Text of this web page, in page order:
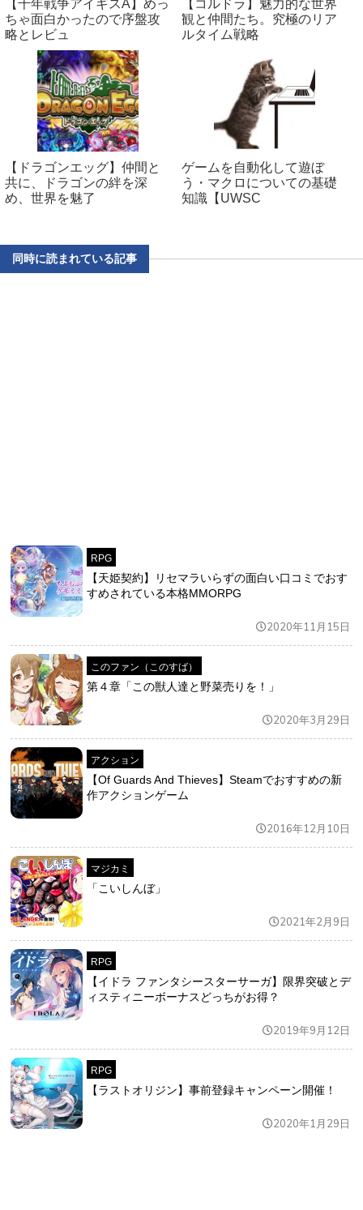
【千年戦争アイギスA】めっ
ちゃ面白かったので序盤攻
略とレビュ
【コルドラ】魅力的な世界
観と仲間たち。究極のリア
ルタイム戦略
【ドラゴンエッグ】仲間と
共に、ドラゴンの絆を深
め、世界を魅了
ゲームを自動化して遊ぼ
う・マクロについての基礎
知識【UWSC
同時に読まれている記事
RPG
【天姫契約】リセマラいらずの面白い口コミでおす
すめされている本格MMORPG
2020年11月15日
このファン（このすば）
第４章「この獣人達と野菜売りを！」
2020年3月29日
アクション
【Of Guards And Thieves】Steamでおすすめの新
作アクションゲーム
2016年12月10日
マジカミ
「こいしんぼ」
2021年2月9日
RPG
【イドラ ファンタシースターサーガ】限界突破とデ
ィスティニーボーナスどっちがお得？
2019年9月12日
RPG
【ラストオリジン】事前登録キャンペーン開催！
2020年1月29日